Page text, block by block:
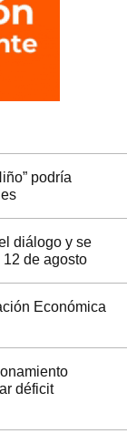
podría
diálogo y se
de agosto
Económica
déficit